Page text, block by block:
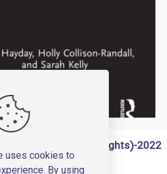
(Sport Business Insights)-2022
uses cookies to
By using